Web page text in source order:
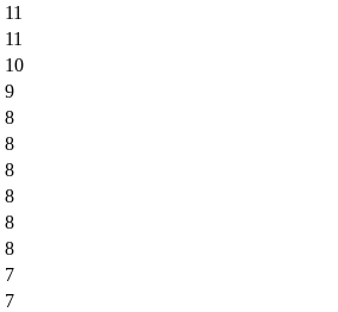
11
11
10
9
8
8
8
8
8
8
7
7